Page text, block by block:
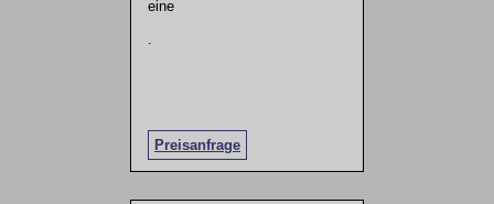
eine
Preisanfrage